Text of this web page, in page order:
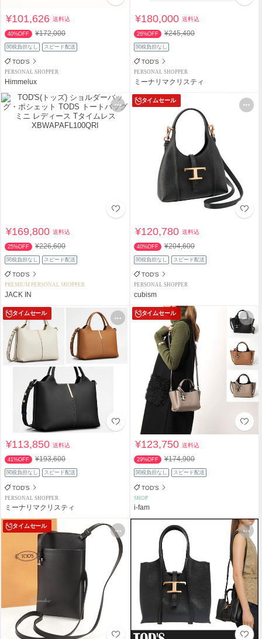
¥101,626送料込
40%OFF ¥172,000
関税負担なし スピード配送
TOD'S
PERSONAL SHOPPER
Himmelux
¥180,000送料込
26%OFF ¥245,400
関税負担なし
TOD'S
PERSONAL SHOPPER
ミーナリマクリスティ
¥169,800送料込
25%OFF ¥226,600
関税負担なし スピード配送
TOD'S
PREMIUM PERSONAL SHOPPER
JACK IN
タイムセール
¥120,780送料込
40%OFF ¥204,600
関税負担なし スピード配送
TOD'S
PERSONAL SHOPPER
cubism
タイムセール
¥113,850送料込
41%OFF ¥193,600
関税負担なし スピード配送
TOD'S
PERSONAL SHOPPER
ミーナリマクリスティ
タイムセール
¥123,750送料込
29%OFF ¥174,900
関税負担なし スピード配送
TOD'S
SHOP
i-fam
タイムセール